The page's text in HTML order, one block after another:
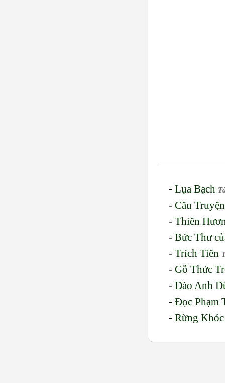
-Lụa Bạch
-Câu
-Thiên
-Bức Thư
-Trích Tiên
-Gỗ Thức
-Đào Anh
-Đọc Phạm
-Rừng